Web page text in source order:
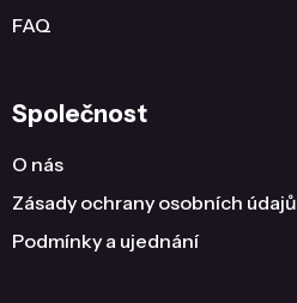
FAQ
Společnost
O nás
Zásady ochrany osobních údajů
Podmínky a ujednání